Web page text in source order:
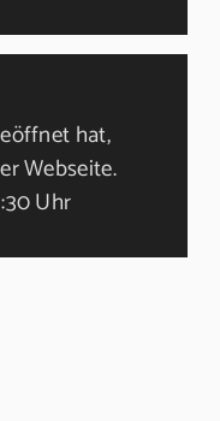
hat,
Webseite.
Uhr